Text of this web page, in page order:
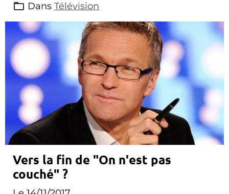
Dans Télévision
Vers la fin de "On n'est pas
couché" ?